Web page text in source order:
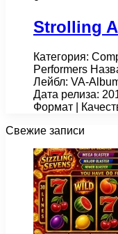
Strolling
Категория:
Performers
Лейбл: VA-
Дата релиза:
Формат |
Свежие записи